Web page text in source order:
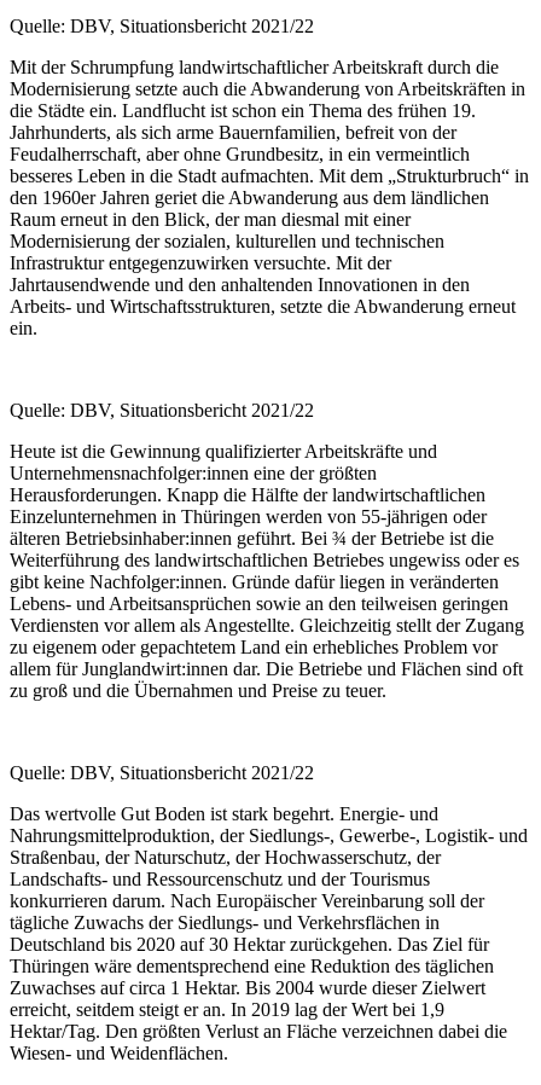
Quelle: DBV, Situationsbericht 2021/22
Mit der Schrumpfung landwirtschaftlicher Arbeitskraft durch die
Modernisierung setzte auch die Abwanderung von Arbeitskräften in
die Städte ein. Landflucht ist schon ein Thema des frühen 19.
Jahrhunderts, als sich arme Bauernfamilien, befreit von der
Feudalherrschaft, aber ohne Grundbesitz, in ein vermeintlich
besseres Leben in die Stadt aufmachten. Mit dem „Strukturbruch“ in
den 1960er Jahren geriet die Abwanderung aus dem ländlichen
Raum erneut in den Blick, der man diesmal mit einer
Modernisierung der sozialen, kulturellen und technischen
Infrastruktur entgegenzuwirken versuchte. Mit der
Jahrtausendwende und den anhaltenden Innovationen in den
Arbeits- und Wirtschaftsstrukturen, setzte die Abwanderung erneut
ein.
Quelle: DBV, Situationsbericht 2021/22
Heute ist die Gewinnung qualifizierter Arbeitskräfte und
Unternehmensnachfolger:innen eine der größten
Herausforderungen. Knapp die Hälfte der landwirtschaftlichen
Einzelunternehmen in Thüringen werden von 55-jährigen oder
älteren Betriebsinhaber:innen geführt. Bei ¾ der Betriebe ist die
Weiterführung des landwirtschaftlichen Betriebes ungewiss oder es
gibt keine Nachfolger:innen. Gründe dafür liegen in veränderten
Lebens- und Arbeitsansprüchen sowie an den teilweisen geringen
Verdiensten vor allem als Angestellte. Gleichzeitig stellt der Zugang
zu eigenem oder gepachtetem Land ein erhebliches Problem vor
allem für Junglandwirt:innen dar. Die Betriebe und Flächen sind oft
zu groß und die Übernahmen und Preise zu teuer.
Quelle: DBV, Situationsbericht 2021/22
Das wertvolle Gut Boden ist stark begehrt. Energie- und
Nahrungsmittelproduktion, der Siedlungs-, Gewerbe-, Logistik- und
Straßenbau, der Naturschutz, der Hochwasserschutz, der
Landschafts- und Ressourcenschutz und der Tourismus
konkurrieren darum. Nach Europäischer Vereinbarung soll der
tägliche Zuwachs der Siedlungs- und Verkehrsflächen in
Deutschland bis 2020 auf 30 Hektar zurückgehen. Das Ziel für
Thüringen wäre dementsprechend eine Reduktion des täglichen
Zuwachses auf circa 1 Hektar. Bis 2004 wurde dieser Zielwert
erreicht, seitdem steigt er an. In 2019 lag der Wert bei 1,9
Hektar/Tag. Den größten Verlust an Fläche verzeichnen dabei die
Wiesen- und Weidenflächen.